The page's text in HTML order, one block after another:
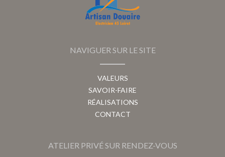
NAVIGUER SUR LE SITE
VALEURS
SAVOIR-FAIRE
RÉALISATIONS
CONTACT
ATELIER PRIVÉ SUR RENDEZ-VOUS